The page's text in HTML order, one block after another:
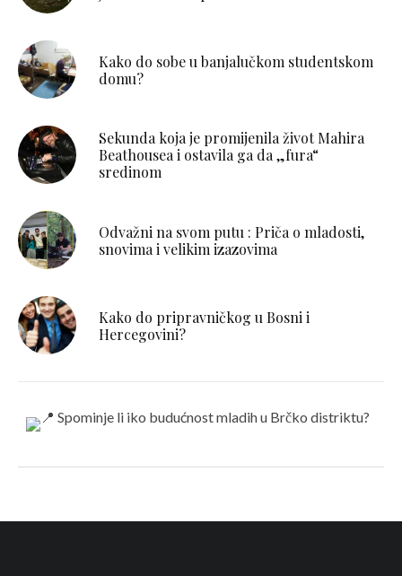
Kako do sobe u banjalučkom studentskom
domu?
Sekunda koja je promijenila život Mahira
Beathousea i ostavila ga da „fura“
sredinom
Odvažni na svom putu : Priča o mladosti,
snovima i velikim izazovima
Kako do pripravničkog u Bosni i
Hercegovini?